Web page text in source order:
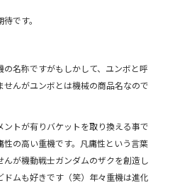
です。
名称ですがもしかして、ユンボと呼
んがユンボとは機械の商品名なので
トが有りバケットを取り換える事で
の高い重機です。凡庸性という言葉
が機動戦士ガンダムのザクを創造し
ムも好きです（笑）年々重機は進化